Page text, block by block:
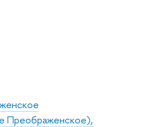
Преображенское),